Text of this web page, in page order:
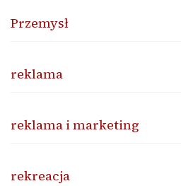
Przemysł
reklama
reklama i marketing
rekreacja